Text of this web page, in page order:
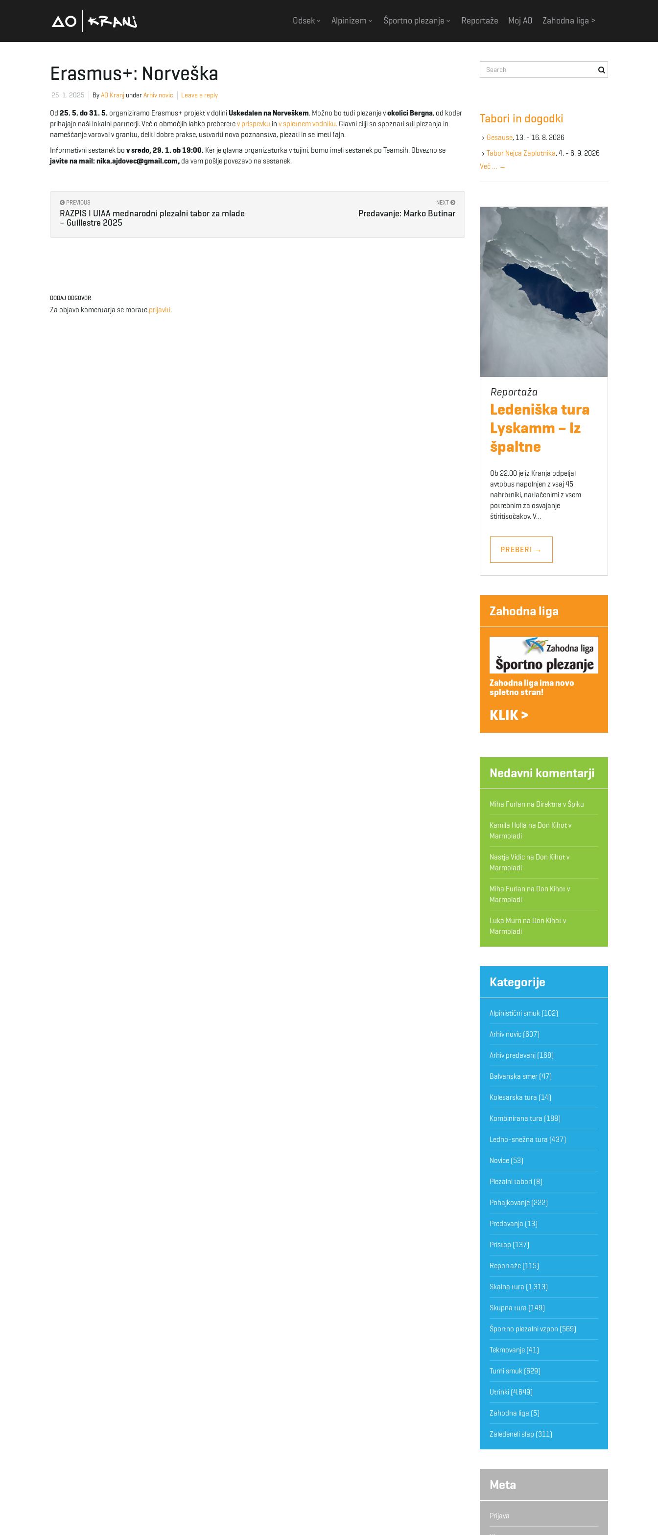
Odsek Alpinizem Športno plezanje Reportaže Moj AO Zahodna liga >
Erasmus+: Norveška
25. 1. 2025 ByAO Kranj underArhiv novic Leave a reply
Od 25. 5. do 31. 5. organiziramo Erasmus+ projekt v doliniUskedalen na Norveškem. Možno bo tudi plezanje vokolici Bergna, od koder
prihajajo naši lokalni partnerji. Več o območjih lahko preberetev prispevku in v spletnem vodniku. Glavni cilji so spoznati stil plezanja in
nameščanje varoval v granitu, deliti dobre prakse, ustvariti nova poznanstva, plezati in se imeti fajn.
Informativni sestanek bo v sredo, 29. 1. ob 19:00. Ker je glavna organizatorka v tujini, bomo imeli sestanek po Teamsih. Obvezno se
javite na mail: nika.ajdovec@gmail.com, da vam pošlje povezavo na sestanek.
PREVIOUS
RAZPIS I UIAA mednarodni plezalni tabor za mlade
– Guillestre 2025
NEXT
Predavanje: Marko Butinar
DODAJ ODGOVOR
Za objavo komentarja se morate prijaviti.
e
e
y
w
r
Tabori in dogodki
Gesause, 13. - 16. 8. 2026
Tabor Nejca Zaplotnika, 4. - 6. 9. 2026
Več … →
Ledeniška tura
Lyskamm – Iz
špaltne
Ob 22.00 je iz Kranja odpeljal
avtobus napolnjen z vsaj 45
nahrbtniki, natlačenimi z vsem
potrebnim za osvajanje
štiritisočakov. V…
PREBERI →
Zahodna liga
Zahodna liga ima novo
spletno stran!
KLIK >
Nedavni komentarji
Miha Furlan na Direktna v Špiku
Kamila Hollá na Don Kihot v
Marmoladi
Nastja Vidicna Don Kihot v
Marmoladi
Miha Furlan na Don Kihot v
Marmoladi
Luka Murn na Don Kihot v
Marmoladi
Kategorije
Alpinistični smuk(102)
Arhiv novic(637)
Arhiv predavanj(168)
Balvanska smer(47)
Kolesarska tura (14)
Kombinirana tura (188)
Ledno-snežna tura (437)
Novice(53)
Plezalni tabori(8)
Pohajkovanje(222)
Predavanja (13)
Pristop (137)
Reportaže(115)
Skalna tura (1.313)
Skupna tura (149)
Športno plezalni vzpon (569)
Tekmovanje(41)
Turni smuk(629)
Utrinki(4.649)
Zahodna liga (5)
Zaledeneli slap (311)
Meta
Prijava